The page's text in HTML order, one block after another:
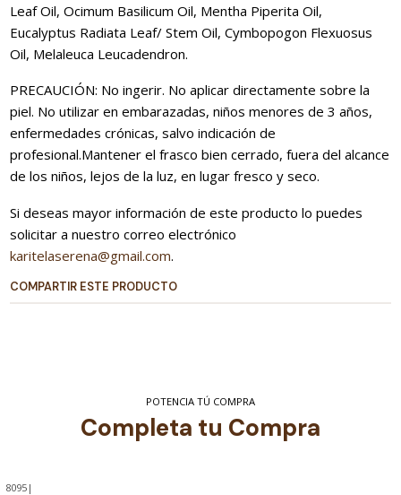
Leaf Oil, Ocimum Basilicum Oil, Mentha Piperita Oil,
Eucalyptus Radiata Leaf/ Stem Oil, Cymbopogon Flexuosus
Oil, Melaleuca Leucadendron.
PRECAUCIÓN: No ingerir. No aplicar directamente sobre la
piel. No utilizar en embarazadas, niños menores de 3 años,
enfermedades crónicas, salvo indicación de
profesional.Mantener el frasco bien cerrado, fuera del alcance
de los niños, lejos de la luz, en lugar fresco y seco.
Si deseas mayor información de este producto lo puedes
solicitar a nuestro correo electrónico
karitelaserena@gmail.com.
COMPARTIR ESTE PRODUCTO
POTENCIA TÚ COMPRA
Completa tu Compra
8095|